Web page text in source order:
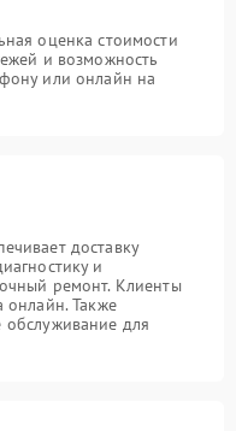
оценка стоимости
и возможность
или онлайн на
доставку
и
ремонт. Клиенты
онлайн. Также
обслуживание для